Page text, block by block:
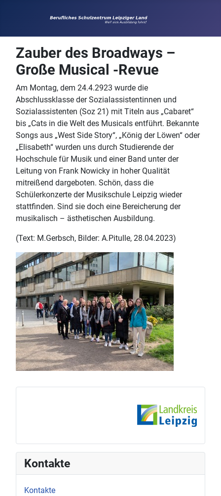
Zauber des Broadways –
Große Musical -Revue
Am Montag, dem 24.4.2923 wurde die
Abschlussklasse der Sozialassistentinnen und
Sozialassistenten (Soz 21) mit Titeln aus „Cabaret“
bis „Cats in die Welt des Musicals entführt. Bekannte
Songs aus „West Side Story“, „König der Löwen“ oder
„Elisabeth“ wurden uns durch Studierende der
Hochschule für Musik und einer Band unter der
Leitung von Frank Nowicky in hoher Qualität
mitreißend dargeboten. Schön, dass die
Schülerkonzerte der Musikschule Leipzig wieder
stattfinden. Sind sie doch eine Bereicherung der
musikalisch – ästhetischen Ausbildung.
(Text: M.Gerbsch, Bilder: A.Pitulle, 28.04.2023)
Kontakte
Kontakte